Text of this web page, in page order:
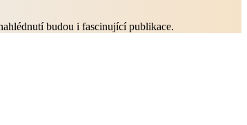
budou i fascinující publikace.